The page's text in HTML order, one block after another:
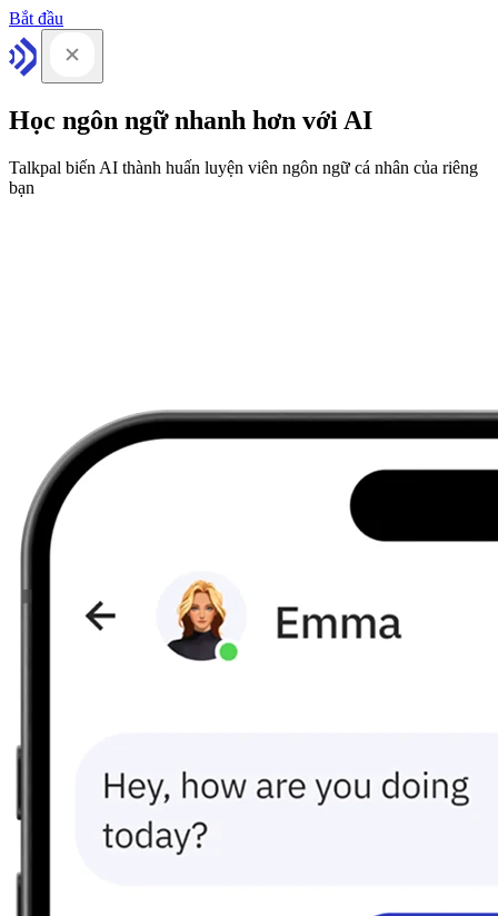
Bắt đầu
Học ngôn ngữ nhanh hơn với AI
Talkpal biến AI thành huấn luyện viên ngôn ngữ cá nhân của riêng
bạn